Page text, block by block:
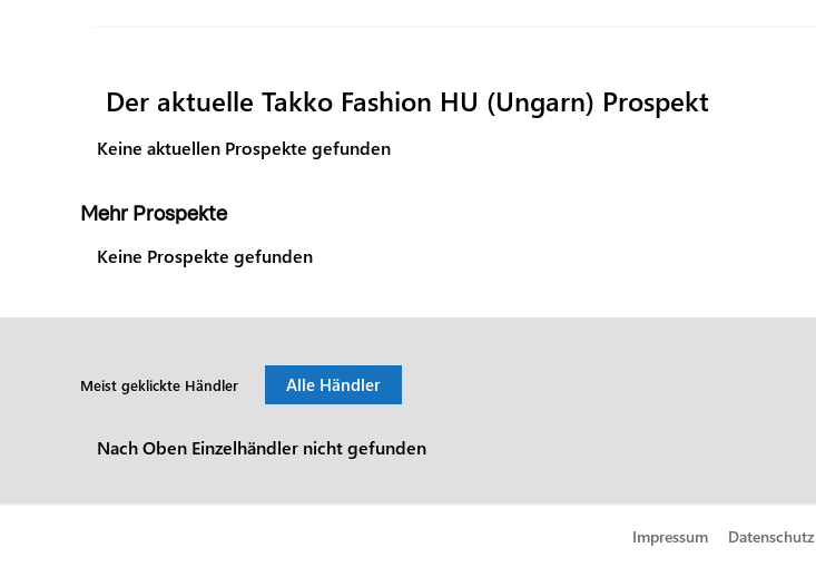
Der aktuelle Takko Fashion HU (Ungarn) Prospekt
Keine aktuellen Prospekte gefunden
Mehr Prospekte
Keine Prospekte gefunden
Meist geklickte Händler Alle Händler
Nach Oben Einzelhändler nicht gefunden
Impressum Datenschutz